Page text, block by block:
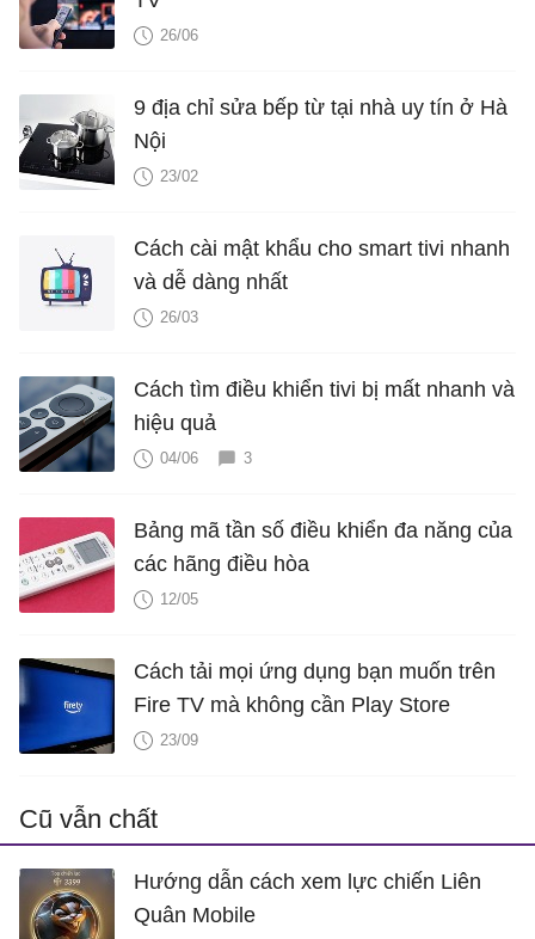
26/06
9 địa chỉ sửa bếp từ tại nhà uy tín ở Hà
Nội
23/02
Cách cài mật khẩu cho smart tivi nhanh
và dễ dàng nhất
26/03
Cách tìm điều khiển tivi bị mất nhanh và
hiệu quả
04/06 3
Bảng mã tần số điều khiển đa năng của
các hãng điều hòa
12/05
Cách tải mọi ứng dụng bạn muốn trên
Fire TV mà không cần Play Store
23/09
Cũ vẫn chất
Hướng dẫn cách xem lực chiến Liên
Quân Mobile